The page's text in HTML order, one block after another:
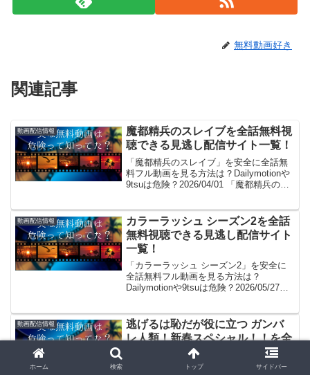
無料動画好き
関連記事
動画配信情報
魔都精兵のスレイブを全話無料視
聴できる見逃し配信サイト一覧！
「魔都精兵のスレイブ」を安全に全話無
料フル動画を見る方法は？Dailymotionや
9tsuは危険？2026/04/01 「魔都精兵のス
終了、dailymot...
動画配信情報
カラーラッシュ シーズン2を全話
無料視聴できる見逃し配信サイト
一覧！
「カラーラッシュ シーズン2」を安全に
全話無料フル動画を見る方法は？
Dailymotionや9tsuは危険？2026/05/27
やパンドラはサービス終了、...
動画配信情報
逃げるは恥だが役に立つ ガンバ
レ人類！新春スペシャル！！を全
話無料視聴できる見逃し配信サイ
「逃げるは恥だが役に立つ ガンバレ人
ホーム 検索 トップ サイドバー